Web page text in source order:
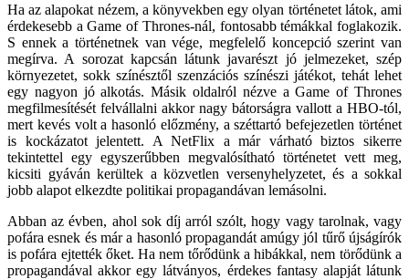
Ha az alapokat nézem, a könyvekben egy olyan történetet látok, ami
érdekesebb a Game of Thrones-nál, fontosabb témákkal foglakozik.
S ennek a történetnek van vége, megfelelő koncepció szerint van
megírva. A sorozat kapcsán látunk javarészt jó jelmezeket, szép
környezetet, sokk színésztől szenzációs színészi játékot, tehát lehet
egy nagyon jó alkotás. Másik oldalról nézve a Game of Thrones
megfilmesítését felvállalni akkor nagy bátorságra vallott a HBO-tól,
mert kevés volt a hasonló előzmény, a széttartó befejezetlen történet
is kockázatot jelentett. A NetFlix a már várható biztos sikerre
tekintettel egy egyszerűbben megvalósítható történetet vett meg,
kicsiti gyáván kerültek a közvetlen versenyhelyzetet, és a sokkal
jobb alapot elkezdte politikai propagandávan lemásolni.
Abban az évben, ahol sok díj arról szólt, hogy vagy tarolnak, vagy
pofára esnek és már a hasonló propagandát amúgy jól tűrő újságírók
is pofára ejtették őket. Ha nem tőrődünk a hibákkal, nem törődünk a
propagandával akkor egy látványos, érdekes fantasy alapját látunk